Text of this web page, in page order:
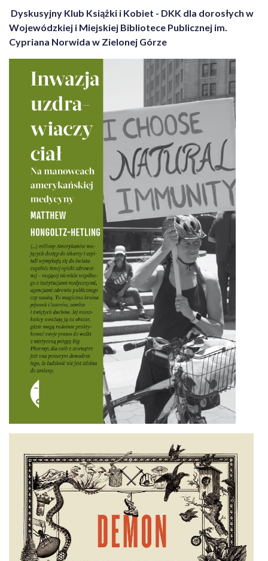
Dyskusyjny Klub Książki i Kobiet - DKK dla dorosłych w
Wojewódzkiej i Miejskiej Bibliotece Publicznej im.
Cypriana Norwida w Zielonej Górze